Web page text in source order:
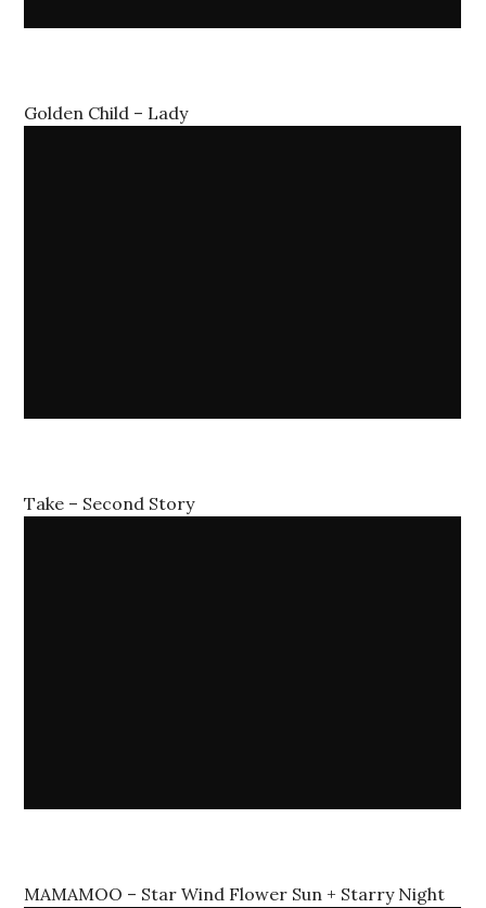
Golden Child – Lady
Take – Second Story
MAMAMOO – Star Wind Flower Sun + Starry Night